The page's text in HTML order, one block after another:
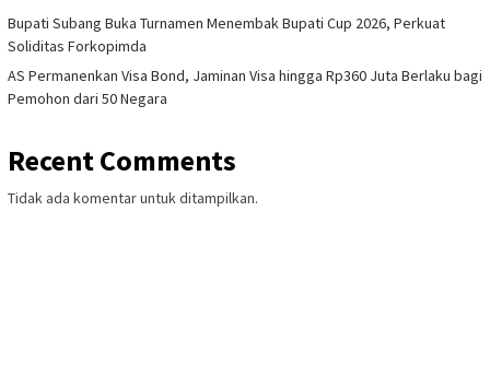
Bupati Subang Buka Turnamen Menembak Bupati Cup 2026, Perkuat
Soliditas Forkopimda
AS Permanenkan Visa Bond, Jaminan Visa hingga Rp360 Juta Berlaku bagi
Pemohon dari 50 Negara
Recent Comments
Tidak ada komentar untuk ditampilkan.